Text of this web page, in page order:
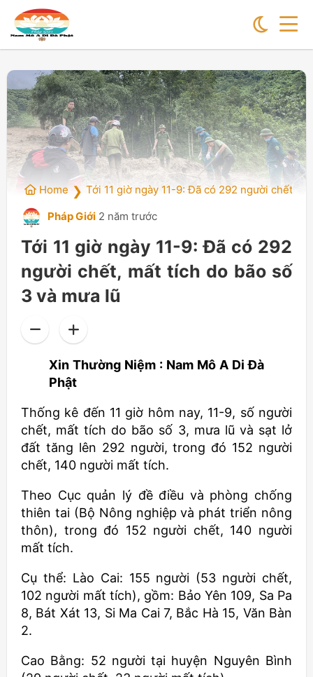
Home ❯ Tới 11 giờ ngày 11-9: Đã có 292 người chết,
Pháp Giới 2 năm trước
Tới 11 giờ ngày 11-9: Đã có 292
người chết, mất tích do bão số
3 và mưa lũ
Xin Thường Niệm : Nam Mô A Di Đà
Phật
Thống kê đến 11 giờ hôm nay, 11-9, số người
chết, mất tích do bão số 3, mưa lũ và sạt lở
đất tăng lên 292 người, trong đó 152 người
chết, 140 người mất tích.
Theo Cục quản lý đề điều và phòng chống
thiên tai (Bộ Nông nghiệp và phát triển nông
thôn), trong đó 152 người chết, 140 người
mất tích.
Cụ thể: Lào Cai: 155 người (53 người chết,
102 người mất tích), gồm: Bảo Yên 109, Sa Pa
8, Bát Xát 13, Si Ma Cai 7, Bắc Hà 15, Văn Bàn
2.
Cao Bằng: 52 người tại huyện Nguyên Bình